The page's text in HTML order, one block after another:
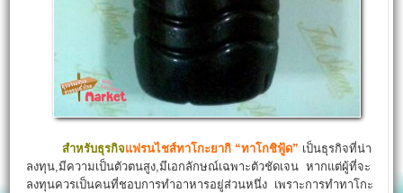
สำหรับธุรกิจแฟรนไชส์ทาโกะยากิ “ทาโกชิฟู้ด” เป็นธุรกิจที่น่า
ลงทุน,มีความเป็นตัวตนสูง,มีเอกลักษณ์เฉพาะตัวชัดเจน หากแต่ผู้ที่จะ
ลงทุนควรเป็นคนที่ชอบการทำอาหารอยู่ส่วนหนึ่ง เพราะการทำทาโกะ